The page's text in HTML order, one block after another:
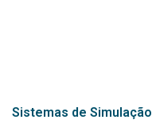
Sistemas de Simulação